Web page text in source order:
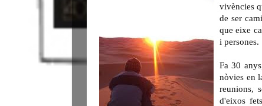
vivències
de ser
que eixe
i persones.
Fa 30
nòvies en
reunions,
d'eixos